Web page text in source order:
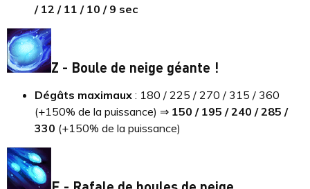
/ 12 / 11 / 10 / 9 sec
Z - Boule de neige géante !
Dégâts maximaux : 180 / 225 / 270 / 315 / 360
(+150% de la puissance) ⇒ 150 / 195 / 240 / 285 /
330 (+150% de la puissance)